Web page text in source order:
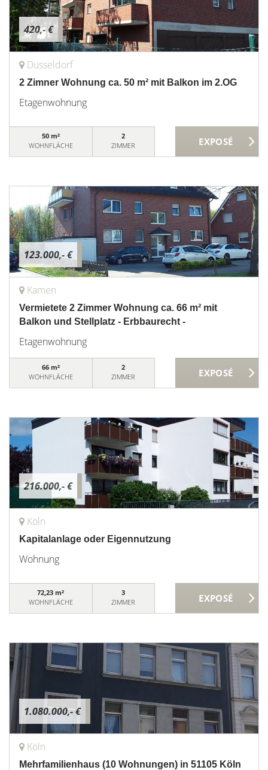
420,- €
Düsseldorf
2 Zimner Wohnung ca. 50 m² mit Balkon im 2.OG
Etagenwohnung
50 m²
WOHNFLÄCHE
2
ZIMMER
123.000,- €
Kamen
Vermietete 2 Zimmer Wohnung ca. 66 m² mit
Balkon und Stellplatz - Erbbaurecht -
Etagenwohnung
66 m²
WOHNFLÄCHE
2
ZIMMER
216.000,- €
Köln
Kapitalanlage oder Eigennutzung
Wohnung
72,23 m²
WOHNFLÄCHE
3
ZIMMER
1.080.000,- €
Köln
Mehrfamilienhaus (10 Wohnungen) in 51105 Köln